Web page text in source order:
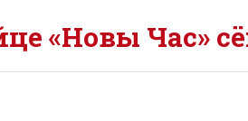
«Новы Час»